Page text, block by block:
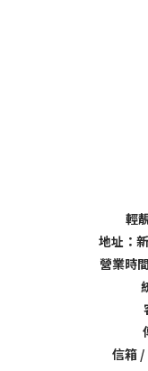
輕
地址：
營業時
信箱